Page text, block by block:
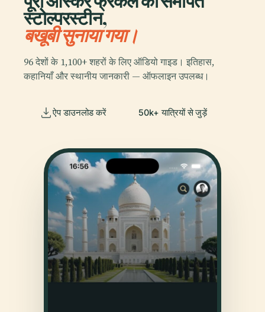
स्टोल्परस्टीन,
बखूबी सुनाया गया।
96 देशों के 1,100+ शहरों के लिए ऑडियो गाइड। इतिहास,
कहानियाँ और स्थानीय जानकारी — ऑफलाइन उपलब्ध।
ऐप डाउनलोड करें 50k+ यात्रियों से जुड़ें